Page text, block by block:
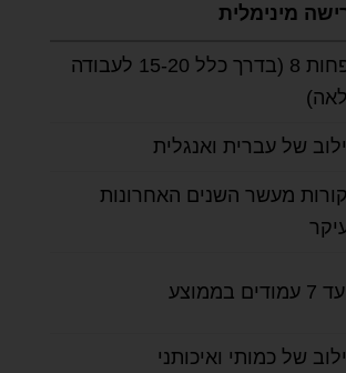
מינימלית
לפחות 8 (בדרך כלל 15-20 לעבודה
של עברית ואנגלית
מעשר השנים האחרונות
של כמותי ואיכותני